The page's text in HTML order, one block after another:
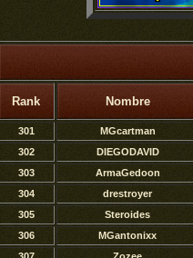
Rank Nombre
301
MGcartman
302
DIEGODAVID
303
ArmaGedoon
304
drestroyer
305
Steroides
306
MGantonixx